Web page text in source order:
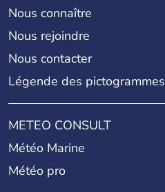
Nous connaître
Nous rejoindre
Nous contacter
Légende des pictogrammes
METEO CONSULT
Météo Marine
Météo pro